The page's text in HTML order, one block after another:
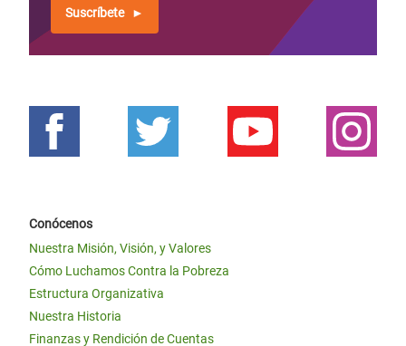
Suscríbete
Conócenos
Nuestra Misión, Visión, y Valores
Cómo Luchamos Contra la Pobreza
Estructura Organizativa
Nuestra Historia
Finanzas y Rendición de Cuentas